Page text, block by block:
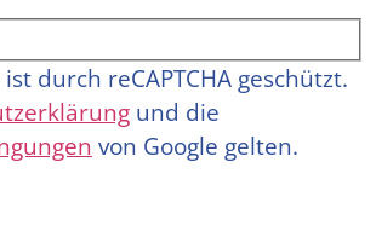
durch reCAPTCHA geschützt.
und die
von Google gelten.